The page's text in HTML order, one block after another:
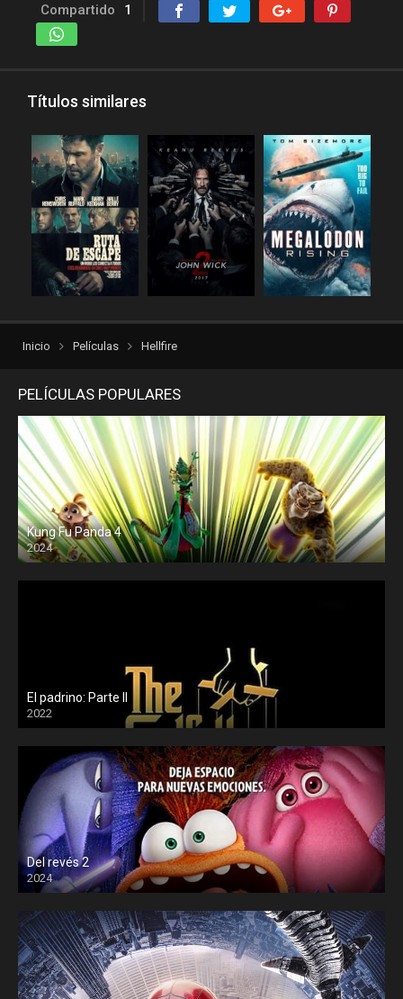
Compartido 1
Títulos similares
Inicio Películas Hellfire
PELÍCULAS POPULARES
Kung Fu Panda 4
2024
El padrino: Parte II
2022
Del revés 2
2024